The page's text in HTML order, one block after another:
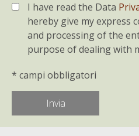
I have read the Data
hereby give my express
and processing of the
purpose of dealing with
* campi obbligatori